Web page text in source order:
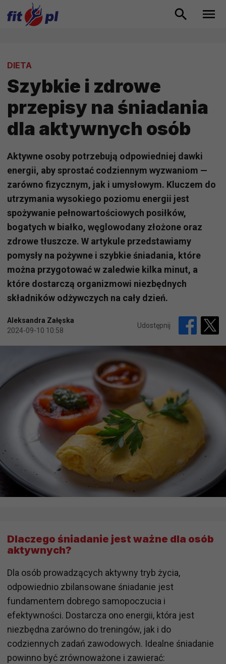
DIETA
Szybkie i zdrowe
przepisy na śniadania
dla aktywnych osób
Aktywne osoby potrzebują odpowiedniej dawki
energii, aby sprostać codziennym wyzwaniom —
zarówno fizycznym, jak i umysłowym. Kluczem do
utrzymania wysokiego poziomu energii jest
spożywanie pełnowartościowych posiłków,
bogatych w białko, węglowodany złożone oraz
zdrowe tłuszcze. W artykule przedstawiamy
pomysły na pożywne i szybkie śniadania, które
można przygotować w zaledwie kilka minut, a
które dostarczą organizmowi niezbędnych
składników odżywczych na cały dzień.
Aleksandra Załęska
2024-09-10 10:58
Udostępnij
Dlaczego śniadanie jest ważne dla osób
aktywnych?
Dla osób prowadzących aktywny tryb życia,
odpowiednio zbilansowane śniadanie jest
fundamentem dobrego samopoczucia i
efektywności. Dostarcza ono energii, która jest
niezbędna zarówno do treningów, jak i do
codziennych zadań zawodowych. Idealne śniadanie
powinno być zrównoważone i zawierać: